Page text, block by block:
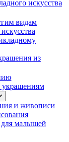
искусства
видам
из
украшениям
и живописи
малышей